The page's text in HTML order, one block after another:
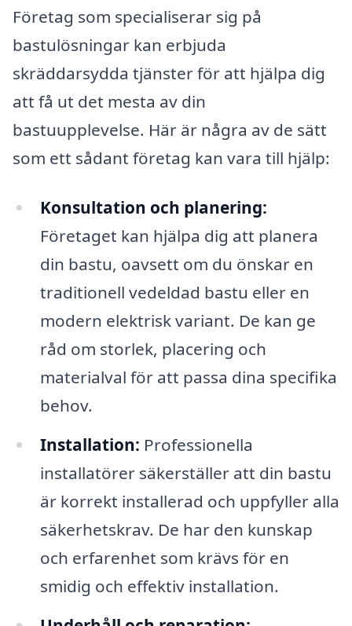
Företag som specialiserar sig på
bastulösningar kan erbjuda
skräddarsydda tjänster för att hjälpa dig
att få ut det mesta av din
bastuupplevelse. Här är några av de sätt
som ett sådant företag kan vara till hjälp:
Konsultation och planering:
Företaget kan hjälpa dig att planera
din bastu, oavsett om du önskar en
traditionell vedeldad bastu eller en
modern elektrisk variant. De kan ge
råd om storlek, placering och
materialval för att passa dina specifika
behov.
Installation: Professionella
installatörer säkerställer att din bastu
är korrekt installerad och uppfyller alla
säkerhetskrav. De har den kunskap
och erfarenhet som krävs för en
smidig och effektiv installation.